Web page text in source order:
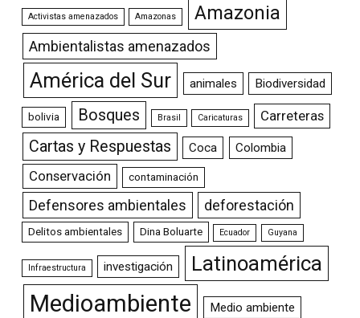
Activistas amenazados Amazonas Amazonia
Ambientalistas amenazados
América del Sur animales Biodiversidad
bolivia Bosques Brasil Caricaturas Carreteras
Cartas y Respuestas Coca Colombia
Conservación contaminación
Defensores ambientales deforestación
Delitos ambientales Dina Boluarte Ecuador Guyana
Infraestructura investigación Latinoamérica
Medioambiente Medio ambiente